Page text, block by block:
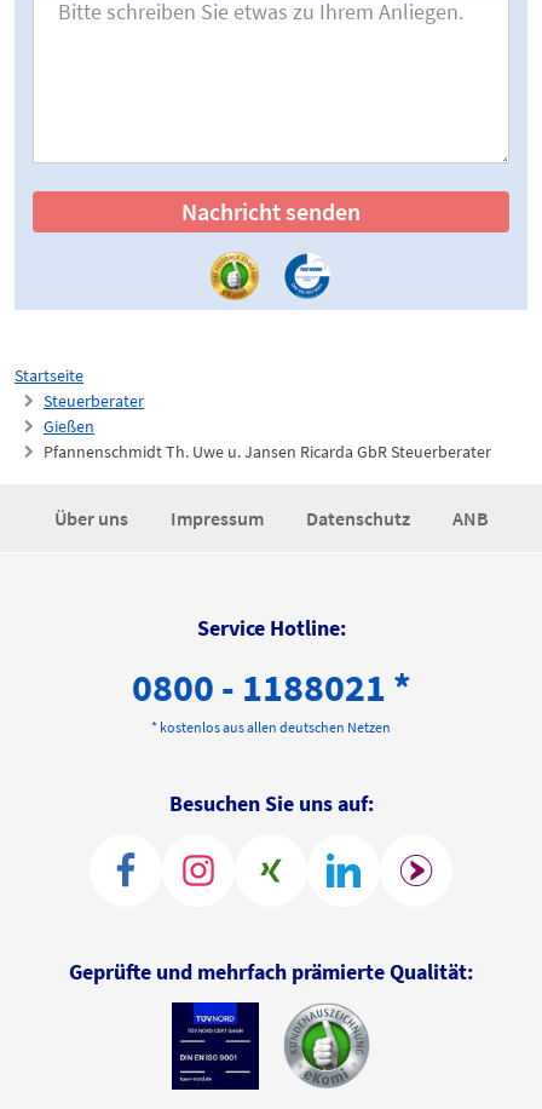
Startseite
Steuerberater
Gießen
Pfannenschmidt Th. Uwe u. Jansen Ricarda GbR Steuerberater
Nachricht senden
Über uns Impressum Datenschutz ANB
Service Hotline:
0800 - 1188021 *
* kostenlos aus allen deutschen Netzen
Besuchen Sie uns auf:
Geprüfte und mehrfach prämierte Qualität: